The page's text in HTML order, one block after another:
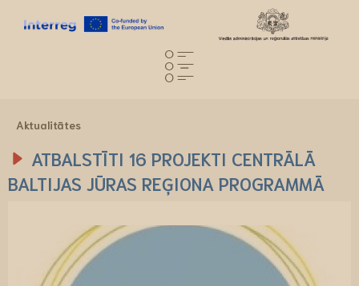
Aktualitātes
ATBALSTĪTI 16 PROJEKTI CENTRĀLĀ
BALTIJAS JŪRAS REĢIONA PROGRAMMĀ